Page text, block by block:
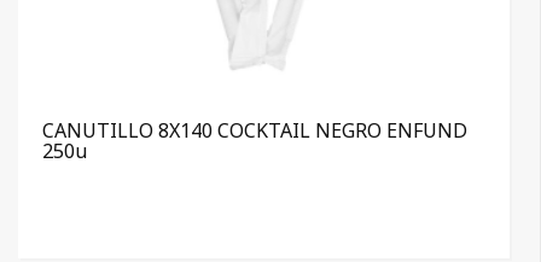
CANUTILLO 8X140 COCKTAIL NEGRO ENFUND
250u